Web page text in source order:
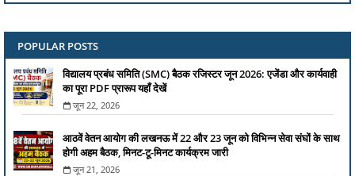
POPULAR POSTS
विद्यालय प्रबंध समिति (SMC) बैठक रजिस्टर जून 2026: एजेंडा और कार्यवाही
का पूरा PDF प्रारूप यहाँ देखें
जून 22, 2026
आठवें वेतन आयोग की लखनऊ में 22 और 23 जून को विभिन्न सेवा संघों के साथ
होगी अहम बैठक, मिनट-टू-मिनट कार्यक्रम जारी
जून 21, 2026